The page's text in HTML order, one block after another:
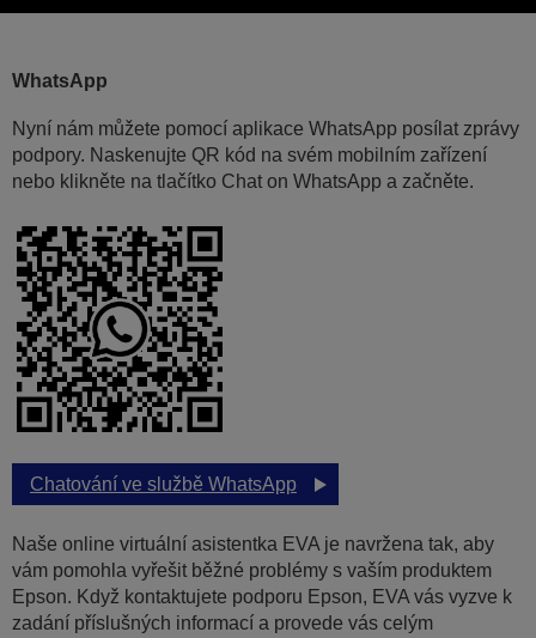
WhatsApp
Nyní nám můžete pomocí aplikace WhatsApp posílat zprávy
podpory. Naskenujte QR kód na svém mobilním zařízení
nebo klikněte na tlačítko Chat on WhatsApp a začněte.
Chatování ve službě WhatsApp
Naše online virtuální asistentka EVA je navržena tak, aby
vám pomohla vyřešit běžné problémy s vaším produktem
Epson. Když kontaktujete podporu Epson, EVA vás vyzve k
zadání příslušných informací a provede vás celým